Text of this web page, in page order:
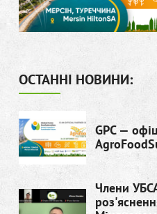
ОСТАННІ НОВИНИ:
GPC —
Члени